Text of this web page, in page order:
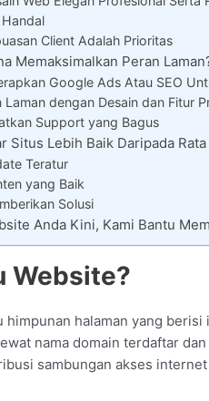
Client Adalah Prioritas
Memaksimalkan Peran
Google Ads Atau SEO
Laman dengan Desain dan Fitur
Support yang Bagus
Situs Lebih Baik Daripada
Teratur
yang Baik
Solusi
Anda Kini, Kami Bantu
Website?
himpunan halaman yang
nama domain terdaftar
sambungan akses